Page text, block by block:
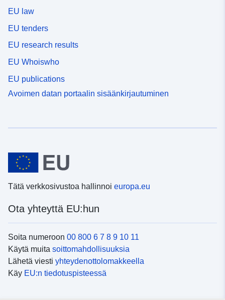
EU law
EU tenders
EU research results
EU Whoiswho
EU publications
Avoimen datan portaalin sisäänkirjautuminen
Tätä verkkosivustoa hallinnoi europa.eu
Ota yhteyttä EU:hun
Soita numeroon 00 800 6 7 8 9 10 11
Käytä muita soittomahdollisuuksia
Lähetä viesti yhteydenottolomakkeella
Käy EU:n tiedotuspisteessä